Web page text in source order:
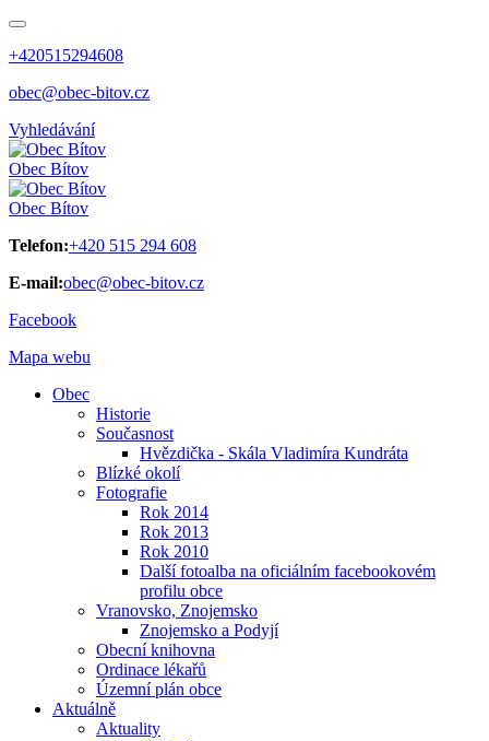
+420515294608
obec@obec-bitov.cz
Vyhledávání
Obec Bítov
Obec Bítov
Telefon:+420 515 294 608
E-mail:obec@obec-bitov.cz
Facebook
Mapa webu
Obec
Historie
Současnost
Hvězdička - Skála Vladimíra Kundráta
Blízké okolí
Fotografie
Rok 2014
Rok 2013
Rok 2010
Další fotoalba na oficiálním facebookovém
profilu obce
Vranovsko, Znojemsko
Znojemsko a Podyjí
Obecní knihovna
Ordinace lékařů
Územní plán obce
Aktuálně
Aktuality